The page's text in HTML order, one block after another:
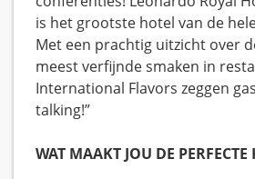
is het grootste hotel van de
Met een prachtig uitzicht over
meest verfijnde smaken in
International Flavors zeggen
talking!”
WAT MAAKT JOU DE